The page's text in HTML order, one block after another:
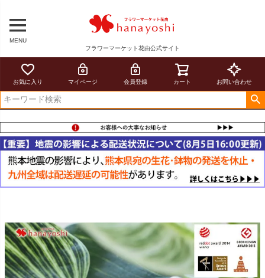
MENU
フラワーマーケット花由公式サイト
お気に入り マイページ 会員登録 カート お問い合わせ